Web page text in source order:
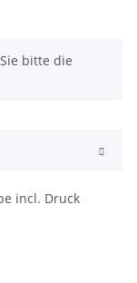
bitte die
incl. Druck